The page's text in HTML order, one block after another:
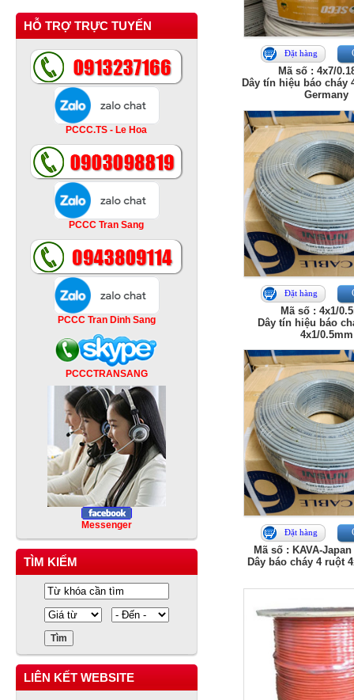
HỖ TRỢ TRỰC TUYẾN
PCCC.TS - Le Hoa
PCCC Tran Sang
PCCC Tran Dinh Sang
PCCCTRANSANG
Messenger
TÌM KIẾM
LIÊN KẾT WEBSITE
Đặt hàng
Mã số : 4x7/
Dây tín hiệu báo cháy
Germany
Đặt hàng
Mã số : 4x1/
Dây tín hiệu báo
4x1/0.5mm
Đặt hàng
Mã số : KAVA-
Dây báo cháy 4 ruột